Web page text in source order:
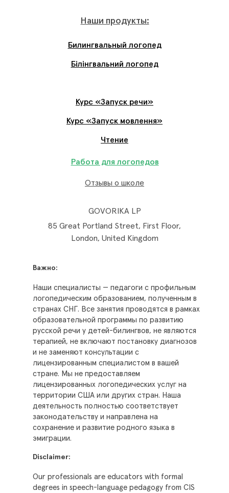
Наши продукты:
Билингвальный логопед
Білінгвальний логопед
Курс «Запуск речи»
Отзывы о школе
GOVORIKA LP
85 Great Portland Street, First Floor,
London, United Kingdom
Курс «Запуск мовлення»
Чтение
Работа для логопедов
Важно:
Disclaimer:
Наши специалисты — педагоги с профильным
логопедическим образованием, полученным в
странах СНГ. Все занятия проводятся в рамках
образовательной программы по развитию
русской речи у детей-билингвов, не являются
терапией, не включают постановку диагнозов
и не заменяют консультации с
лицензированным специалистом в вашей
стране. Мы не предоставляем
лицензированных логопедических услуг на
территории США или других стран. Наша
деятельность полностью соответствует
законодательству и направлена на
сохранение и развитие родного языка в
эмиграции.
Our professionals are educators with formal
degrees in speech-language pedagogy from CIS